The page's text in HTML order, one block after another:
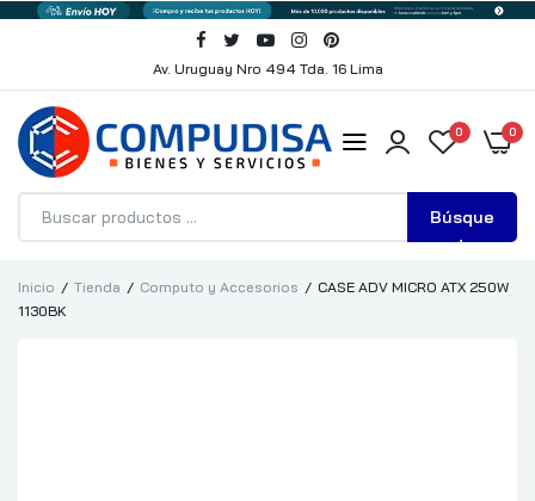
Av. Uruguay Nro 494 Tda. 16 Lima
Búsque
da
0 0
Inicio Tienda Computo y Accesorios
CASE ADV MICRO ATX 250W
1130BK